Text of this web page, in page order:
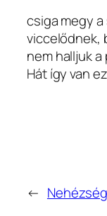
csiga megy
viccelődnek,
nem halljuk
Hát így van
←